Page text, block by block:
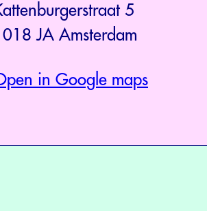
5
JA Amsterdam
in Google maps